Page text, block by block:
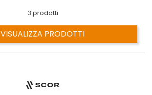
3 prodotti
VISUALIZZA PRODOTTI